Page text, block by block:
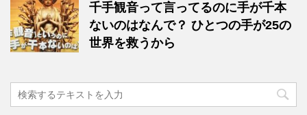
千手観音って言ってるのに手が千本
ないのはなんで？ ひとつの手が25の
世界を救うから